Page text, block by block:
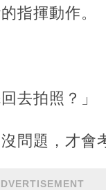
指揮動作。
去拍照？」
問題，才會